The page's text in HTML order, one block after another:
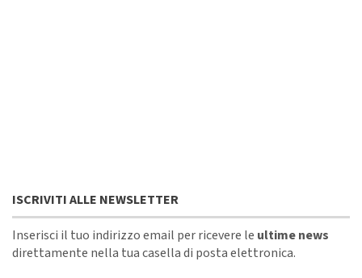
ISCRIVITI ALLE NEWSLETTER
Inserisci il tuo indirizzo email per ricevere le ultime news
direttamente nella tua casella di posta elettronica.